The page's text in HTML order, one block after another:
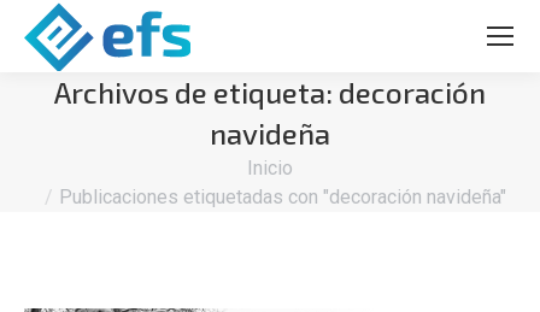
Archivos de etiqueta: decoración
navideña
Inicio
Publicaciones etiquetadas con "decoración navideña"